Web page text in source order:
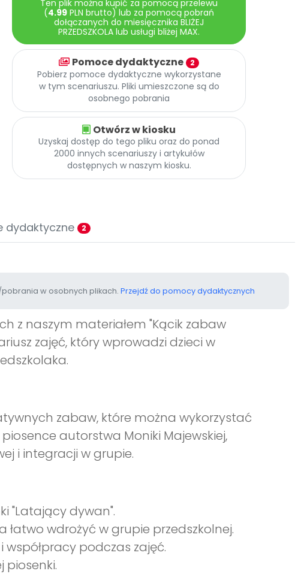
Ten plik można kupić za pomocą przelewu
(4.99 PLN brutto) lub za pomocą pobrań
dołączanych do miesięcznika BLIŻEJ
PRZEDSZKOLA lub usługi bliżej MAX.
Pomoce dydaktyczne 2
Pobierz pomoce dydaktyczne wykorzystane
w tym scenariuszu. Pliki umieszczone są do
osobnego pobrania
Otwórz w kiosku
Uzyskaj dostęp do tego pliku oraz do ponad
2000 innych scenariuszy i artykułów
dostępnych w naszym kiosku.
dydaktyczne 2
w osobnych plikach. Przejdź do pomocy dydaktycznych
z naszym materiałem "Kącik zabaw
zajęć, który wprowadzi dzieci w
zabaw, które można wykorzystać
autorstwa Moniki Majewskiej,
i integracji w grupie.
"Latający dywan".
wdrożyć w grupie przedszkolnej.
podczas zajęć.
piosenki.